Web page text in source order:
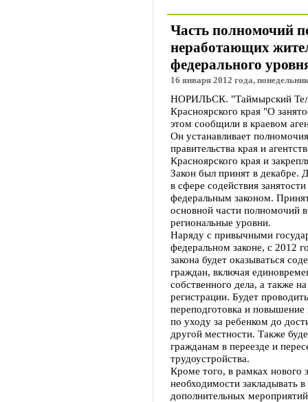
Часть полномочий
неработающих
федерального
16 января 2012 года,
НОРИЛЬСК. "Таймырский
Красноярского края "О
этом сообщили в краевом
Он устанавливает
правительства края и
Красноярского края и
Закон был принят в декабре.
в сфере содействия
федеральным законом.
основной части полномочий
региональные уровни.
Наряду с привычными
федеральном законе, с 2012
закона будет оказываться
граждан, включая
собственного дела, а также
регистрации. Будет
переподготовка и
по уходу за ребенком до
другой местности. Также
гражданам в переезде и
трудоустройства.
Кроме того, в рамках нового
необходимости закладывать
дополнительных